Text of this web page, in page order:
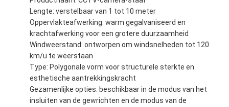
Lengte: verstelbaar van 1 tot 10 meter
Oppervlakteafwerking: warm gegalvaniseerd en
krachtafwerking voor een grotere duurzaamheid
Windweerstand: ontworpen om windsnelheden tot 120
km/u te weerstaan
Type: Polygonale vorm voor structurele sterkte en
esthetische aantrekkingskracht
Gezamenlijke opties: beschikbaar in de modus van het
insluiten van de gewrichten en de modus van de